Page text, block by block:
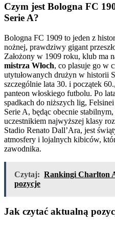
Czym jest Bologna FC
Serie A?
Bologna FC 1909 to jeden z
nożnej, prawdziwy gigant
Założony w 1909 roku, klub ma
mistrza Włoch, co plasuje go w
utytułowanych drużyn w historii
szczególnie lata 30. i początek
panteon włoskiego futbolu. Po
spadkach do niższych lig,
Serie A, będąc obecnie
uczestnikiem najwyższej klasy
Stadio Renato Dall’Ara, jest
atmosfery i lojalnych kibiców,
zawodnika.
Czytaj: Rankingi Charlton
pozycje
Jak czytać aktualną